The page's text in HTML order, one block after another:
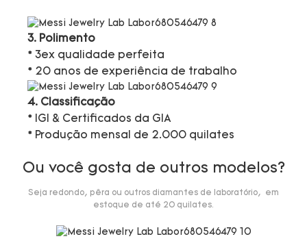
3. Polimento
* 3ex qualidade perfeita
* 20 anos de experiência de trabalho
4. Classificação
* IGI & Certificados da GIA
* Produção mensal de 2.000 quilates
Ou você gosta de outros modelos?
Seja redondo, pêra ou outros diamantes de laboratório, em
estoque de até 20 quilates.